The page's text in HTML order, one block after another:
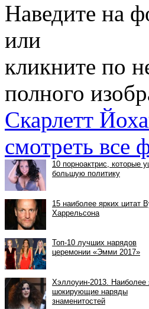
Наведите на
или
кликните по
полного
Скарлетт
смотреть все